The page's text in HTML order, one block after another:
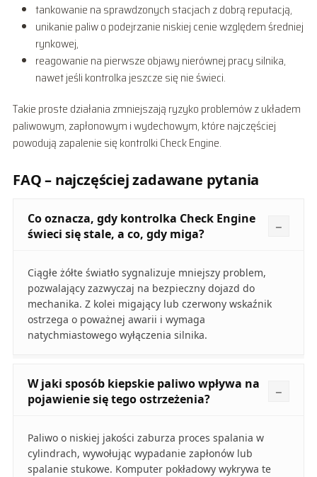
tankowanie na sprawdzonych stacjach z dobrą reputacją,
unikanie paliw o podejrzanie niskiej cenie względem średniej
rynkowej,
reagowanie na pierwsze objawy nierównej pracy silnika,
nawet jeśli kontrolka jeszcze się nie świeci.
Takie proste działania zmniejszają ryzyko problemów z układem
paliwowym, zapłonowym i wydechowym, które najczęściej
powodują zapalenie się kontrolki Check Engine.
FAQ – najczęściej zadawane pytania
Co oznacza, gdy kontrolka Check Engine
świeci się stale, a co, gdy miga?
Ciągłe żółte światło sygnalizuje mniejszy problem,
pozwalający zazwyczaj na bezpieczny dojazd do
mechanika. Z kolei migający lub czerwony wskaźnik
ostrzega o poważnej awarii i wymaga
natychmiastowego wyłączenia silnika.
W jaki sposób kiepskie paliwo wpływa na
pojawienie się tego ostrzeżenia?
Paliwo o niskiej jakości zaburza proces spalania w
cylindrach, wywołując wypadanie zapłonów lub
spalanie stukowe. Komputer pokładowy wykrywa te